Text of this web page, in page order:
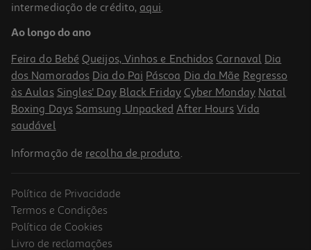
Açucar Sidul Para Compotas 500g
3.98 €/Kg
1,99 €
intermediação de crédito, aqui.
Ao longo do ano
Feira do Bebé Queijos, Vinhos e Enchidos Carnaval Dia
dos Namorados Dia do Pai Páscoa Dia da Mãe Regresso
às Aulas Singles' Day Black Friday Cyber Monday Natal
Boxing Days Samsung Unpacked After Hours Vida
saudável
Informação de recolha de produto.
Política de Privacidade
Termos e Condições
Política de Cookies
Livro de reclamações